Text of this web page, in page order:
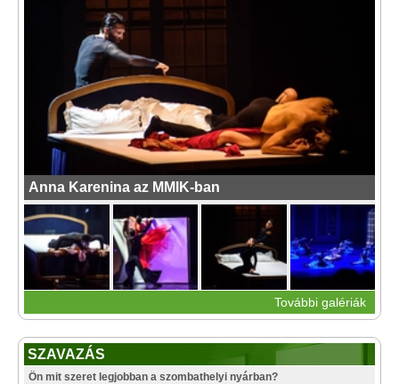
Anna Karenina az MMIK-ban
További galériák
SZAVAZÁS
Ön mit szeret legjobban a szombathelyi nyárban?